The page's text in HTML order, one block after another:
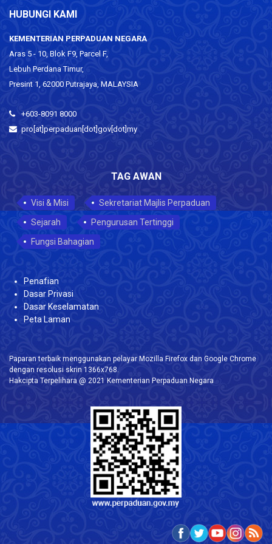
HUBUNGI KAMI
KEMENTERIAN PERPADUAN NEGARA
Aras 5 - 10, Blok F9, Parcel F,
Lebuh Perdana Timur,
Presint 1, 62000 Putrajaya, MALAYSIA
+603-8091 8000
pro[at]perpaduan[dot]gov[dot]my
TAG AWAN
Visi & Misi
Sekretariat Majlis Perpaduan
Sejarah
Pengurusan Tertinggi
Fungsi Bahagian
Penafian
Dasar Privasi
Dasar Keselamatan
Peta Laman
Paparan terbaik menggunakan pelayar Mozilla Firefox dan Google Chrome
dengan resolusi skrin 1366x768.
Hakcipta Terpelihara @ 2021 Kementerian Perpaduan Negara